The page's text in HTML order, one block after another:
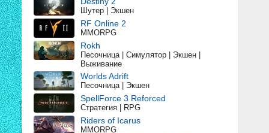
Шутер | Экшен
RF Online 2
MMORPG
Rokh
Песочница | Симулятор | Экшен |
Выживание
Worlds Adrift
Песочница | Экшен
SpellForce 3 Reforced
Стратегия | RPG
Riders of Icarus
MMORPG